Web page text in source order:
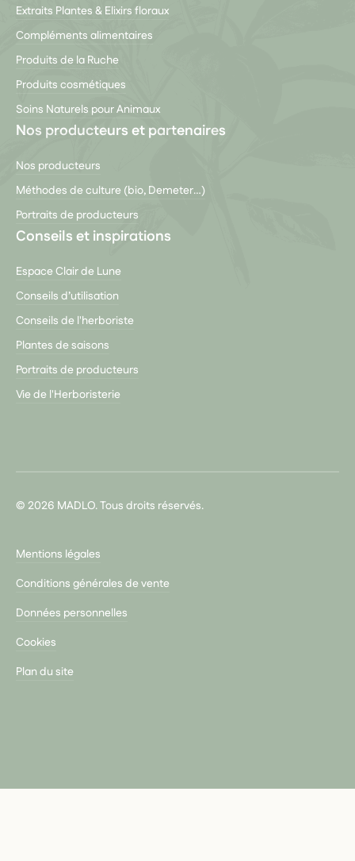
Extraits Plantes & Elixirs floraux
Compléments alimentaires
Produits de la Ruche
Produits cosmétiques
Soins Naturels pour Animaux
Nos producteurs et partenaires
Nos producteurs
Méthodes de culture (bio, Demeter…)
Portraits de producteurs
Conseils et inspirations
Espace Clair de Lune
Conseils d’utilisation
Conseils de l'herboriste
Plantes de saisons
Portraits de producteurs
Vie de l'Herboristerie
© 2026 MADLO. Tous droits réservés.
Mentions légales
Conditions générales de vente
Données personnelles
Cookies
Plan du site